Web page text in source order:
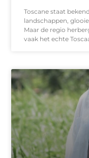
Toscane staat
landschappen,
Maar de regio
vaak het echte